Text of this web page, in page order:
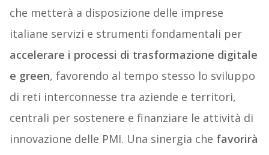
che metterà a disposizione delle imprese
italiane servizi e strumenti fondamentali per
accelerare i processi di trasformazione digitale
e green, favorendo al tempo stesso lo sviluppo
di reti interconnesse tra aziende e territori,
centrali per sostenere e finanziare le attività di
innovazione delle PMI. Una sinergia che favorirà